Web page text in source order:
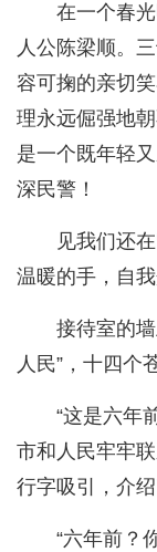
在一个春
人公陈梁顺。
容可掬的亲切
理永远倔强地
是一个既年轻
深民警！
见我们还
温暖的手，自
接待室的
人民”，十四个
“这是六年
市和人民牢牢
行字吸引，介绍
“六年前？